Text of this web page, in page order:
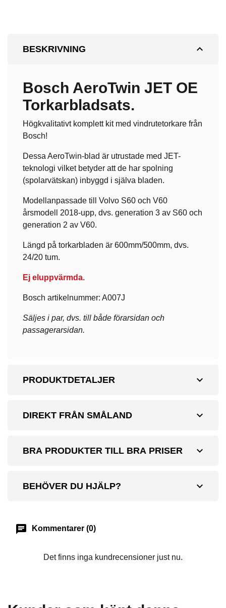
expand_less
BESKRIVNING
Bosch AeroTwin JET OE
Torkarbladsats.
Högkvalitativt komplett kit med vindrutetorkare från
Bosch!
Dessa AeroTwin-blad är utrustade med JET-
teknologi vilket betyder att de har spolning
(spolarvätskan) inbyggd i själva bladen.
Modellanpassade till Volvo S60 och V60
årsmodell 2018-upp, dvs. generation 3 av S60 och
generation 2 av V60.
Längd på torkarbladen är 600mm/500mm, dvs.
24/20 tum.
Ej eluppvärmda.
Bosch artikelnummer: A007J
Säljes i par, dvs. till både förarsidan och
passagerarsidan.
expand_more
PRODUKTDETALJER
expand_more
DIREKT FRÅN SMÅLAND
expand_more
BRA PRODUKTER TILL BRA PRISER
expand_more
BEHÖVER DU HJÄLP?
chat Kommentarer (0)
Det finns inga kundrecensioner just nu.